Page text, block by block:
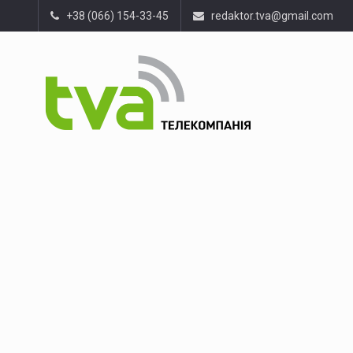
+38 (066) 154-33-45 redaktor.tva@gmail.com